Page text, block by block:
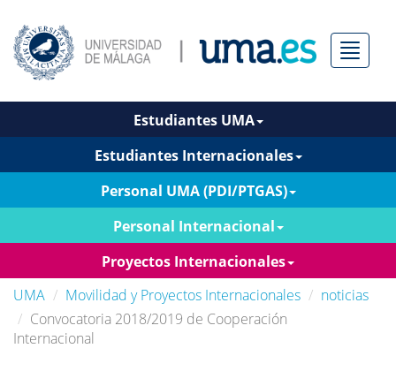
Menú
Estudiantes UMA
Estudiantes Internacionales
Personal UMA (PDI/PTGAS)
Personal Internacional
Proyectos Internacionales
UMA
Movilidad y Proyectos Internacionales
noticias
Convocatoria 2018/2019 de Cooperación
Internacional